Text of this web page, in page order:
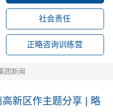
社会责任
正略咨询训练营
团新闻
新区作主题分享 | 略